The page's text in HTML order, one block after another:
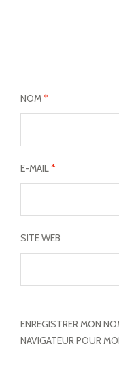
NOM*
E-MAIL *
SITE WEB
ENREGISTRER MON
NAVIGATEUR POUR